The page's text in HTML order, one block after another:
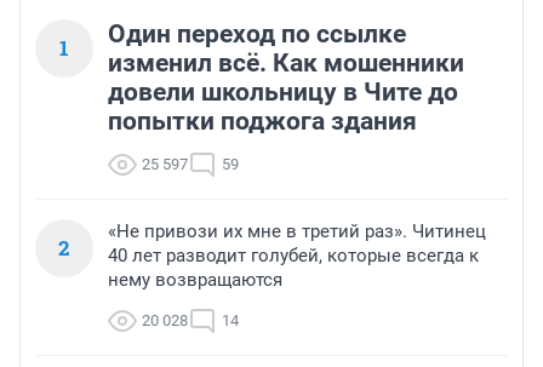
1
Один переход по ссылке
изменил всё. Как мошенники
довели школьницу в Чите до
попытки поджога здания
25 597 59
2
«Не привози их мне в третий раз». Читинец
40 лет разводит голубей, которые всегда к
нему возвращаются
20 028 14